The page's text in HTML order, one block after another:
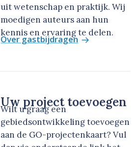
uit wetenschap en praktijk. Wij
moedigen auteurs aan hun
kennis en ervaring te delen.
Over gastbijdragen
Uw project toevoegen
Wilt u graag een
gebiedsontwikkeling toevoegen
aan de GO-projectenkaart? Vul